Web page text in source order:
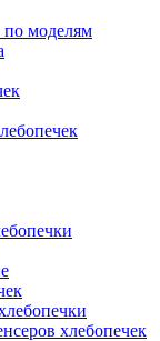
по моделям
хлебопечек